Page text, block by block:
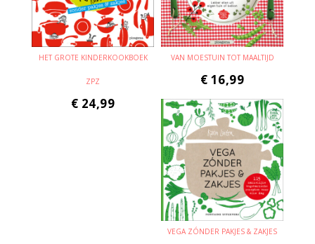
HET GROTE KINDERKOOKBOEK
ZPZ
€ 24,99
VAN MOESTUIN TOT MAALTIJD
€ 16,99
VEGA ZÓNDER PAKJES & ZAKJES